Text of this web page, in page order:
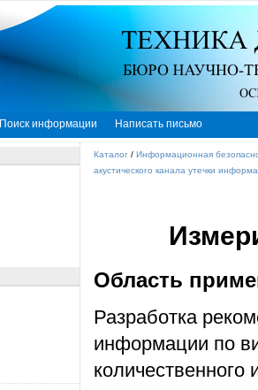
Поиск информации Написать письмо
Каталог / Информационная
акустического канала утечки
Область
Разработка
информации по
количественного